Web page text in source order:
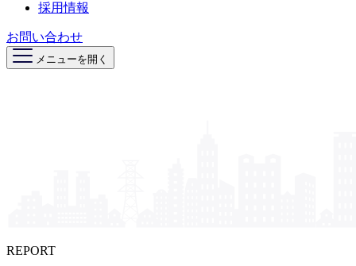
採用情報
お問い合わせ
メニューを開く
REPORT